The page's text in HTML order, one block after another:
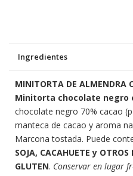
Ingredientes
MINITORTA DE ALMENDRA
Minitorta chocolate negro
chocolate negro 70% cacao
manteca de cacao y aroma
Marcona tostada. Puede
SOJA, CACAHUETE y OTROS
GLUTEN. Conservar en lugar